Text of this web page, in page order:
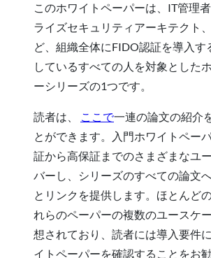
このホワイトペーパーは、IT管理
ライズセキュリティアーキテクト
ど、組織全体にFIDO認証を導入す
しているすべての人を対象とした
ーシリーズの1つです。
読者は、 ここで一連の論文の紹介
とができます。入門ホワイトペー
証から高保証までのさまざまなユ
バーし、シリーズのすべての論文
とリンクを提供します。ほとんど
れらのペーパーの複数のユースケ
想されており、読者には導入要件
イトペーパーを確認することをお勧